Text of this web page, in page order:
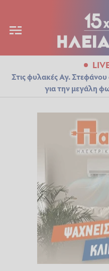
Στις φυλακές Αγ.
για την μεγάλη